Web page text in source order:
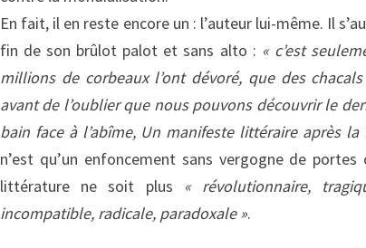
En fait, il en reste encore un : l’auteur lui-même. Il
fin de son brûlot palot et sans alto : « c’est
millions de corbeaux l’ont dévoré, que des
avant de l’oublier que nous pouvons découvrir le
bain face à l’abîme, Un manifeste littéraire après
n’est qu’un enfoncement sans vergogne de
littérature ne soit plus
« révolutionnaire,
incompatible, radicale, paradoxale ».